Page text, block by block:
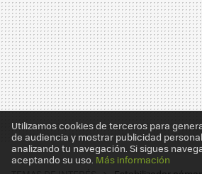
Utilizamos cookies de terceros para
de audiencia y mostrar publicidad
analizando tu navegación. Si sigues
aceptando su uso. Más información